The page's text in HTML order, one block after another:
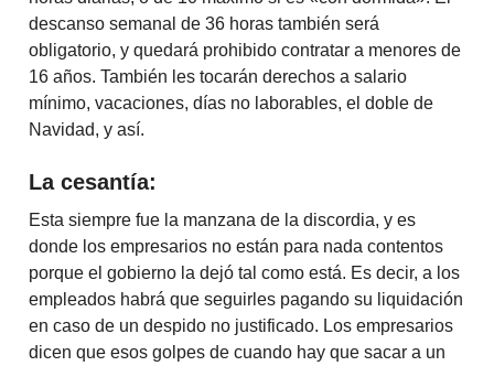
descanso semanal de 36 horas también será
obligatorio, y quedará prohibido contratar a menores de
16 años. También les tocarán derechos a salario
mínimo, vacaciones, días no laborables, el doble de
Navidad, y así.
La cesantía:
Esta siempre fue la manzana de la discordia, y es
donde los empresarios no están para nada contentos
porque el gobierno la dejó tal como está. Es decir, a los
empleados habrá que seguirles pagando su liquidación
en caso de un despido no justificado. Los empresarios
dicen que esos golpes de cuando hay que sacar a un